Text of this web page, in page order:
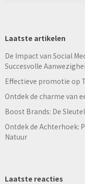
Laatste artikelen
De Impact van Social
Succesvolle
Effectieve promotie op
Ontdek de charme van
Boost Brands: De
Ontdek de Achterhoek:
Natuur
Laatste reacties